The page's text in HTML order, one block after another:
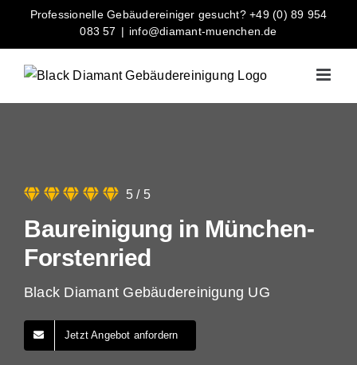
springen
Professionelle Gebäudereiniger gesucht? +49 (0) 89 954
083 57 | info@diamant-muenchen.de
5/ 5
Baureinigung in München-
Forstenried
Black Diamant Gebäudereinigung UG
Jetzt Angebot anfordern